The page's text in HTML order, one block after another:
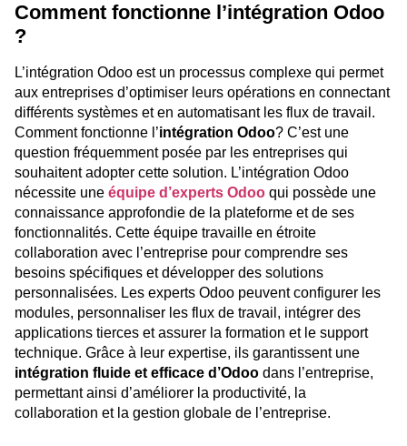
Comment fonctionne l’intégration Odoo
?
L’intégration Odoo est un processus complexe qui permet
aux entreprises d’optimiser leurs opérations en connectant
différents systèmes et en automatisant les flux de travail.
Comment fonctionne l’intégration Odoo? C’est une
question fréquemment posée par les entreprises qui
souhaitent adopter cette solution. L’intégration Odoo
nécessite une équipe d’experts Odoo qui possède une
connaissance approfondie de la plateforme et de ses
fonctionnalités. Cette équipe travaille en étroite
collaboration avec l’entreprise pour comprendre ses
besoins spécifiques et développer des solutions
personnalisées. Les experts Odoo peuvent configurer les
modules, personnaliser les flux de travail, intégrer des
applications tierces et assurer la formation et le support
technique. Grâce à leur expertise, ils garantissent une
intégration fluide et efficace d’Odoo dans l’entreprise,
permettant ainsi d’améliorer la productivité, la
collaboration et la gestion globale de l’entreprise.